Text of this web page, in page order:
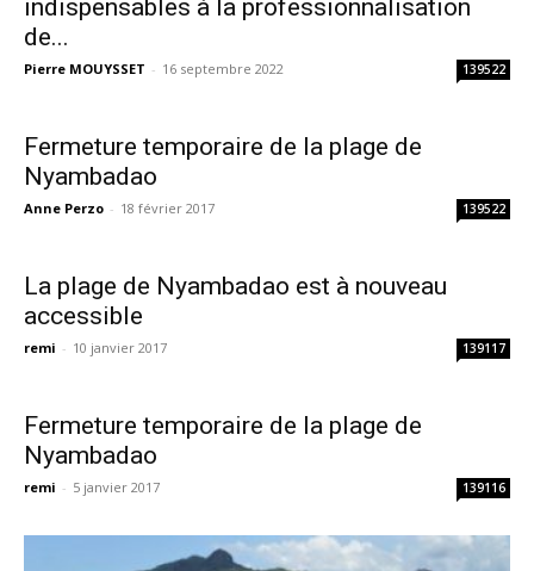
indispensables à la professionnalisation
de...
Pierre MOUYSSET - 16 septembre 2022 139522
Fermeture temporaire de la plage de
Nyambadao
Anne Perzo - 18 février 2017 139522
La plage de Nyambadao est à nouveau
accessible
remi - 10 janvier 2017 139117
Fermeture temporaire de la plage de
Nyambadao
remi - 5 janvier 2017 139116